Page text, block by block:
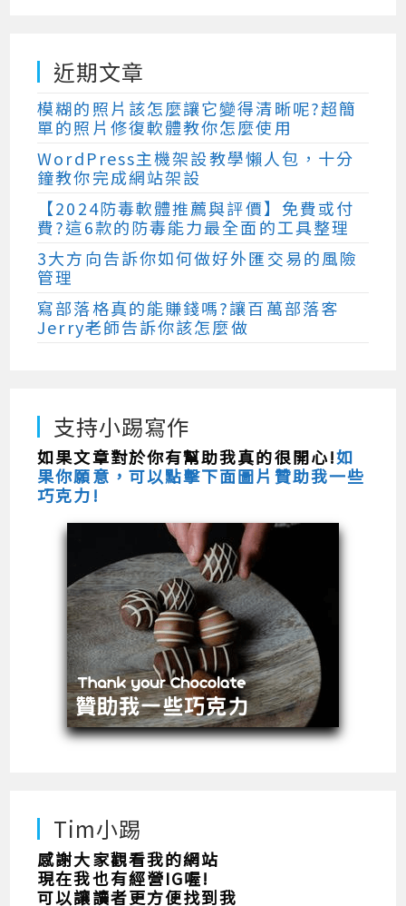
近期文章
模糊的照片該怎麼讓它變得清晰呢?超簡
單的照片修復軟體教你怎麼使用
WordPress主機架設教學懶人包，十分
鐘教你完成網站架設
【2024防毒軟體推薦與評價】免費或付
費?這6款的防毒能力最全面的工具整理
3大方向告訴你如何做好外匯交易的風險
管理
寫部落格真的能賺錢嗎?讓百萬部落客
Jerry老師告訴你該怎麼做
支持小踢寫作
如果文章對於你有幫助我真的很開心!如
果你願意，可以點擊下面圖片贊助我一些
巧克力!
Tim小踢
感謝大家觀看我的網站
現在我也有經營IG喔!
可以讓讀者更方便找到我